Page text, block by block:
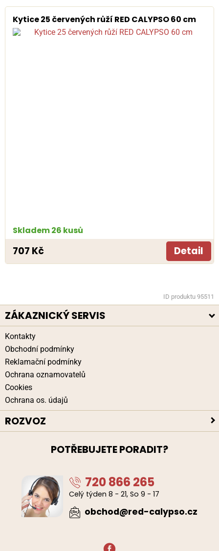
Kytice 25 červených růží RED CALYPSO 60 cm
Skladem 26 kusů
707 Kč Detail
ID produktu 95511
ZÁKAZNICKÝ SERVIS
Kontakty
Obchodní podmínky
Reklamační podmínky
Ochrana oznamovatelů
Cookies
Ochrana os. údajů
ROZVOZ
Bezpečné doručeníPOTŘEBUJETE PORADIT?
720 866 265
Celý týden 8 - 21, So 9 - 17
obchod@red-calypso.cz